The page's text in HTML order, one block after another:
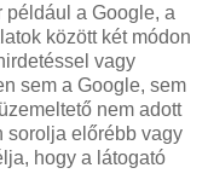
például a Google, a
között két módon
vagy
sem a Google, sem
nem adott
sorolja előrébb vagy
hogy a látogató